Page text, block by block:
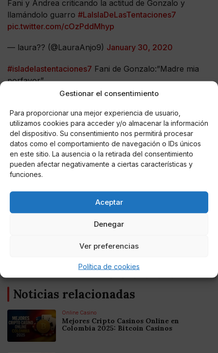
Gestionar el consentimiento
Para proporcionar una mejor experiencia de usuario,
utilizamos cookies para acceder y/o almacenar la información
del dispositivo. Su consentimiento nos permitirá procesar
datos como el comportamiento de navegación o IDs únicos
en este sitio. La ausencia o la retirada del consentimiento
pueden afectar negativamente a ciertas características y
funciones.
Aceptar
Denegar
Ver preferencias
Política de cookies
Fani y Andrea criticando la actitud de Gonzalo y
llamándolo guarro #LaIslaDeLasTentaciones7
pic.twitter.com/cOzPddMhyp
— laura?? (@LauraAnjo9) January 30, 2020
#isladelastentaciones7 Fani de Gonzalo:”Madre mia
porfavor”
Fani en unos minutos:pic.twitter.com/iJ69G4wrku
— alexviton (@alex_viton_sr4)January 30, 2020
Así las cosas, las redes han defendido aGonzalo
Montoyatildando de "cínicas" y "sinvergüenzas" a
FaniyAndrea
María De Las Nieves Fernández
Noticias relacionadas
Online Casino
Mejores Cripto Casinos Online en
Colombia 2025: Bitcoin Casinos